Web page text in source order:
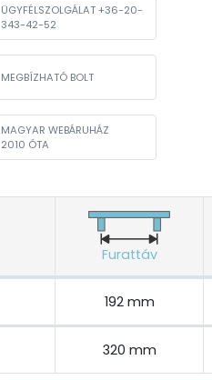
ÜGYFÉLSZOLGÁLAT +36-20-
343-42-52
MEGBÍZHATÓ BOLT
MAGYAR WEBÁRUHÁZ
2010 ÓTA
Furattáv
192 mm
320 mm